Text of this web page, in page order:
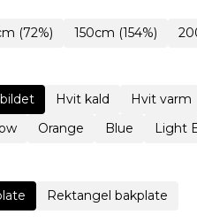
(72%) 150cm (154%)
Hvit kald Hvit varm
Orange Blue Light
Rektangel bakplate